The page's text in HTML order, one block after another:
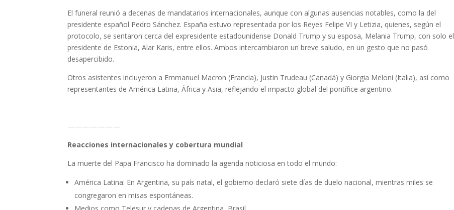
El funeral reunió a decenas de mandatarios internacionales, aunque con algunas ausencias notables, como la del
presidente español Pedro Sánchez. España estuvo representada por los Reyes Felipe VI y Letizia, quienes, según el
protocolo, se sentaron cerca del expresidente estadounidense Donald Trump y su esposa, Melania Trump, con solo el
presidente de Estonia, Alar Karis, entre ellos. Ambos intercambiaron un breve saludo, en un gesto que no pasó
desapercibido.
Otros asistentes incluyeron a Emmanuel Macron (Francia), Justin Trudeau (Canadá) y Giorgia Meloni (Italia), así como
representantes de América Latina, África y Asia, reflejando el impacto global del pontífice argentino.
———————
Reacciones internacionales y cobertura mundial
La muerte del Papa Francisco ha dominado la agenda noticiosa en todo el mundo:
América Latina: En Argentina, su país natal, el gobierno declaró siete días de duelo nacional, mientras miles se
congregaron en misas espontáneas.